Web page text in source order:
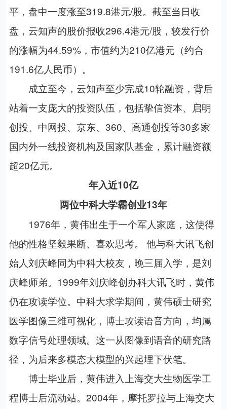
平，盘中一度涨至319.8港元/股。截至当日收
盘，云知声的股价报收296.4港元/股，较发行价
的涨幅为44.59%，市值约为210亿港元（约合
191.6亿人民币）。
成立至今，云知声至少完成10轮融资，背后
站着一支庞大的投资队伍，包括挚信资本、启明
创投、中网投、京东、 360、高通创投等30多家
国内外一线投资机构及国家队基金，累计融资额
超20亿元。
年入近10亿
两位中科大学霸创业13年
1976年，黄伟出生于一个军人家庭，这使得
他的性格坚毅果断、喜欢思考。
他与科大讯飞创
始人刘庆峰同为中科大校友，晚三届入学，是刘
庆峰师弟。 1999年刘庆峰创办科大讯飞时，黄伟
仍在攻读学位。中科大求学期间，黄伟硕士研究
医学图像三维可视化，博士攻读语音方向，均属
数字信号处理领域。这一从图像到语音的研究路
径，为后来多模态大模型的兴起埋下伏笔。
博士毕业后，黄伟进入上海交大生物医学工
程博士后流动站。 2004年，摩托罗拉与上海交大